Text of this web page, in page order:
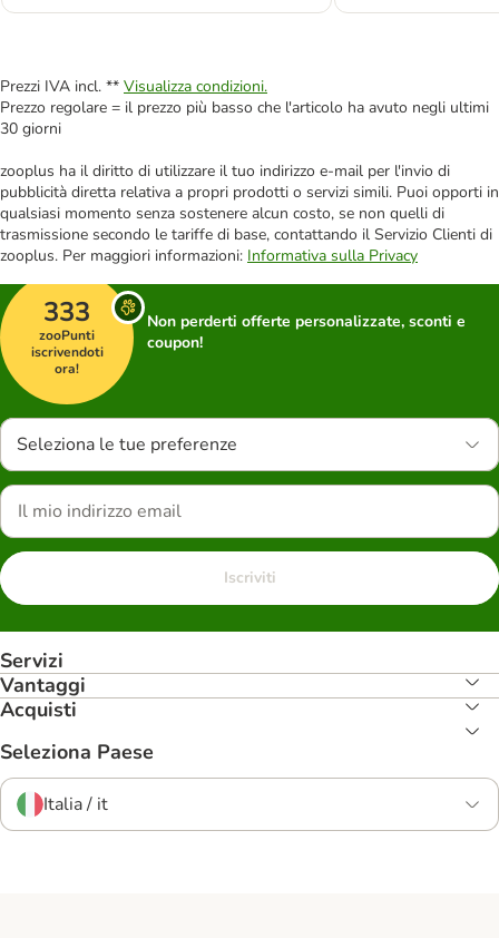
Prezzi IVA incl. ** Visualizza condizioni.
Prezzo regolare = il prezzo più basso che l'articolo ha avuto negli ultimi
30 giorni
zooplus ha il diritto di utilizzare il tuo indirizzo e-mail per l'invio di
pubblicità diretta relativa a propri prodotti o servizi simili. Puoi opporti in
qualsiasi momento senza sostenere alcun costo, se non quelli di
trasmissione secondo le tariffe di base, contattando il Servizio Clienti di
zooplus. Per maggiori informazioni: Informativa sulla Privacy
333
zooPunti
iscrivendoti
ora!
Non perderti offerte personalizzate, sconti e
coupon!
Seleziona le tue preferenze
Iscriviti
Servizi
Vantaggi
Acquisti
Seleziona Paese
Italia / it